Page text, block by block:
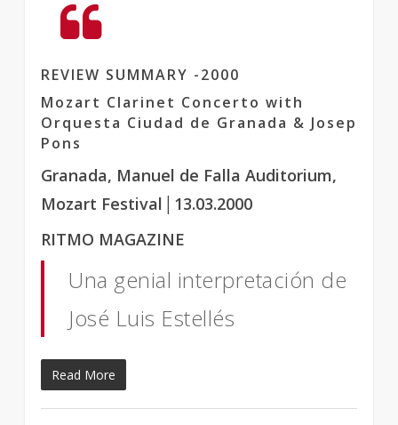
REVIEW SUMMARY -2000
Mozart Clarinet Concerto with
Orquesta Ciudad de Granada & Josep
Pons
Granada, Manuel de Falla Auditorium,
Mozart Festival│13.03.2000
RITMO MAGAZINE
Una genial interpretación de
José Luis Estellés
Read More